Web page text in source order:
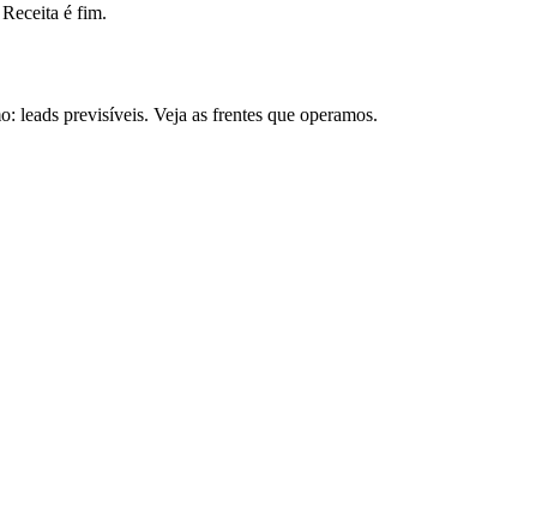
é fim.
previsíveis. Veja as frentes que operamos.